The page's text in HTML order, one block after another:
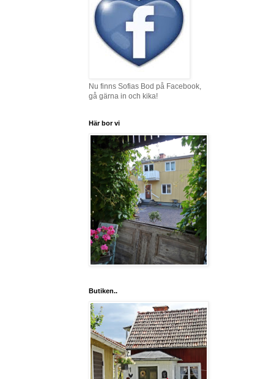
Nu finns Sofias Bod på Facebook,
gå gärna in och kika!
Här bor vi
Butiken..